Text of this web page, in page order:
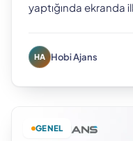
yaptığında ekranda
HA Hobi Ajans
GENEL